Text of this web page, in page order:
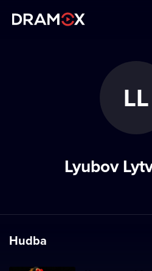
LL
Lyubov
Hudba